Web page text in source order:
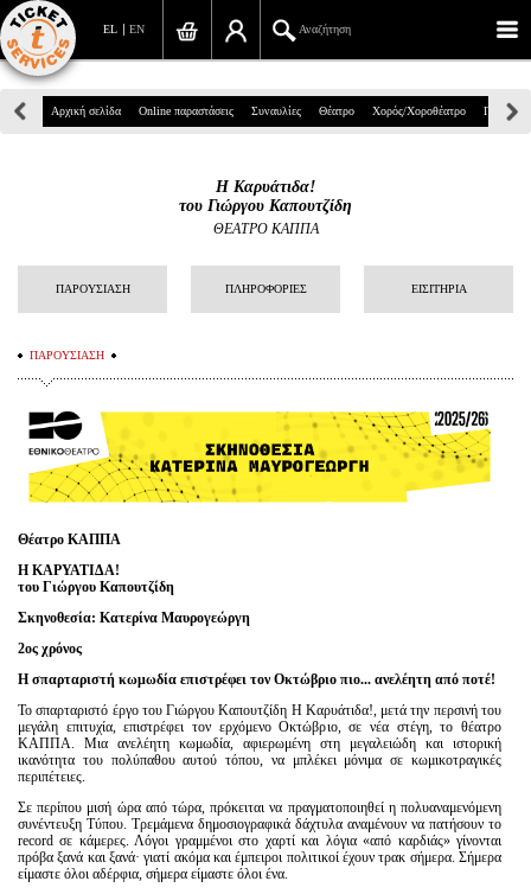
EN
EL Αναζήτηση
Πανεπιστημίου 39, Αθήνα
info@ticketservices.gr
Σύνδεση/Εγγραφή
Πληροφορίες
Αρχική σελίδα Online παραστάσεις Συναυλίες Θέατρο Χορός/Χοροθέατρο Παιδικά
Η Καρυάτιδα!
του Γιώργου Καπουτζίδη
ΘΕΑΤΡΟ ΚΑΠΠΑ
ΠΑΡΟΥΣΙΑΣΗ ΠΛΗΡΟΦΟΡΙΕΣ ΕΙΣΙΤΗΡΙΑ
ΠΑΡΟΥΣΙΑΣΗ
Θέατρο ΚΑΠΠΑ
Η ΚΑΡΥΑΤΙΔΑ!
του Γιώργου Καπουτζίδη
Σκηνοθεσία: Κατερίνα Μαυρογεώργη
2ος χρόνος
Η σπαρταριστή κωμωδία επιστρέφει τον Οκτώβριο πιο... ανελέητη από ποτέ!
Το σπαρταριστό έργο του Γιώργου Καπουτζίδη Η Καρυάτιδα!, μετά την περσινή του
μεγάλη επιτυχία, επιστρέφει τον ερχόμενο Οκτώβριο, σε νέα στέγη, το θέατρο
ΚΑΠΠΑ. Μια ανελέητη κωμωδία, αφιερωμένη στη μεγαλειώδη και ιστορική
ικανότητα του πολύπαθου αυτού τόπου, να μπλέκει μόνιμα σε κωμικοτραγικές
περιπέτειες.
Σε περίπου μισή ώρα από τώρα, πρόκειται να πραγματοποιηθεί η πολυαναμενόμενη
συνέντευξη Τύπου. Τρεμάμενα δημοσιογραφικά δάχτυλα αναμένουν να πατήσουν το
record σε κάμερες. Λόγοι γραμμένοι στο χαρτί και λόγια «από καρδιάς» γίνονται
πρόβα ξανά και ξανά· γιατί ακόμα και έμπειροι πολιτικοί έχουν τρακ σήμερα. Σήμερα
είμαστε όλοι αδέρφια, σήμερα είμαστε όλοι ένα.